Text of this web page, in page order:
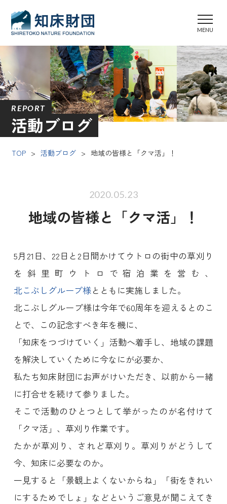
REPORT
活動ブログ
TOP > 活動ブログ > 地域の皆様と「クマ活」！
2020.05.23
地域の皆様と「クマ活」！
5月21日、22日と2日間かけてウトロの街中の草刈り
を斜里町ウトロで宿泊業を営む、
北こぶしグループ様とともに実施しました。
北こぶしグループ様は今年で60周年を迎えるとのこ
とで、この記念すべき年を機に、
「知床をつづけていく」活動へ着手し、地域の課題
を解決していくために今なにが必要か、
私たち知床財団にお声がけいただき、以前から一緒
に打合せを続けて参りました。
そこで活動のひとつとして挙がったのが名付けて
「クマ活」、草刈り作業です。
たかが草刈り、されど草刈り。草刈りがどうして
今、知床に必要なのか。
一見すると「景観上よくないからね」「街をきれい
にするためでしょ」などというご意見が聞こえてき